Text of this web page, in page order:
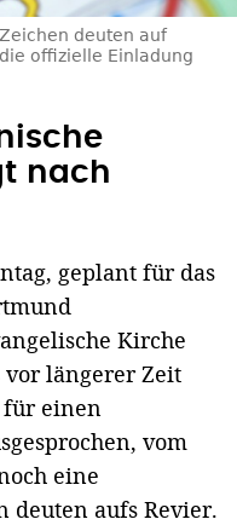
deuten auf
offizielle Einladung
nach
geplant für das
Kirche
längerer Zeit
für einen
vom
eine
deuten aufs Revier.